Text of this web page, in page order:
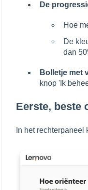
De
Hoe
De
dan
Bolletje met
knop 'Ik
Eerste, beste
In het